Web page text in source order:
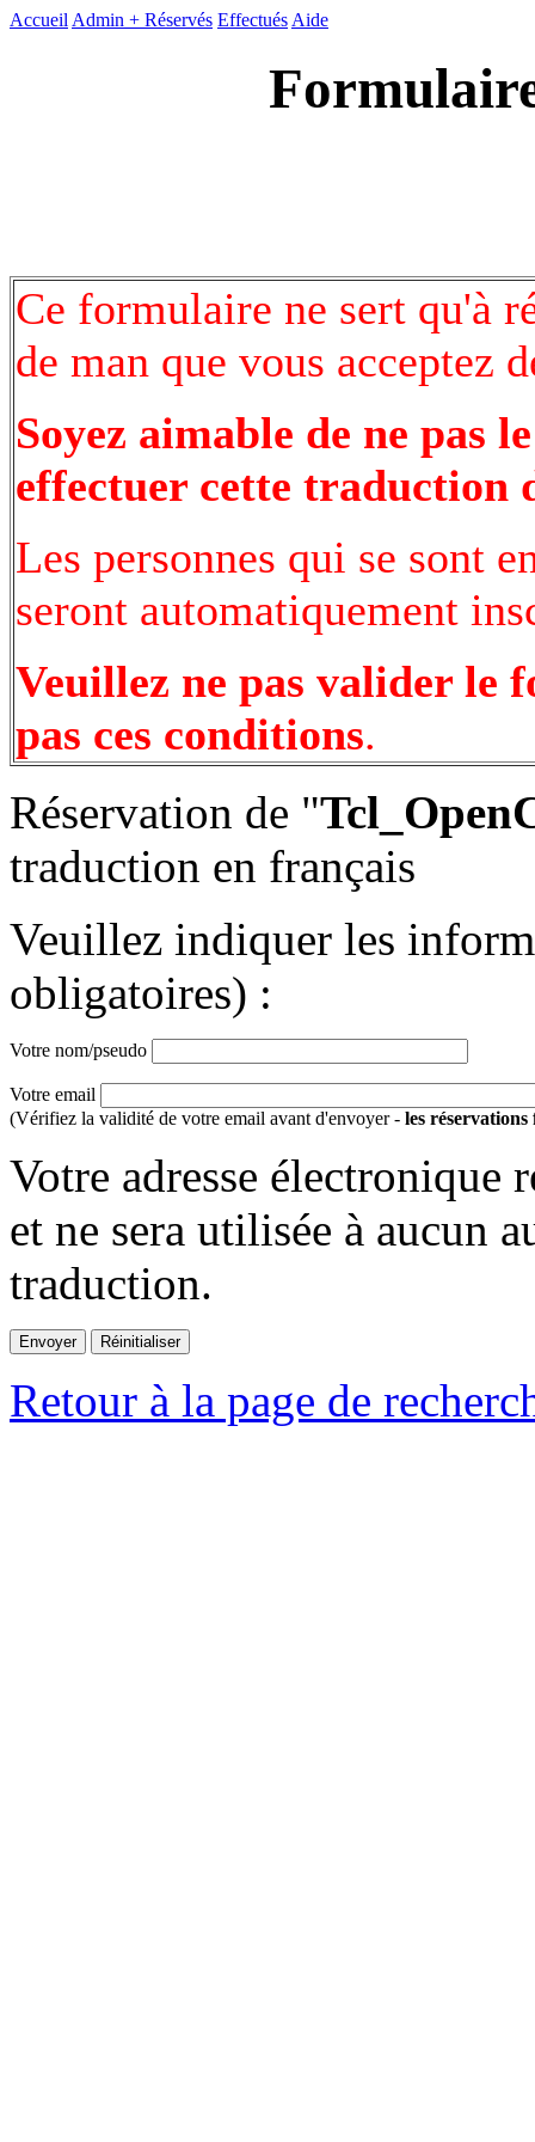
Accueil Admin + Réservés Effectués Aide
Ce formulaire ne sert qu'à
de man que vous acceptez
Soyez aimable de ne pas
effectuer cette traduction
Les personnes qui se sont
seront automatiquement
Veuillez ne pas valider le
pas ces conditions.
Réservation de "
traduction en français
Veuillez indiquer les
obligatoires) :
Votre nom/pseudo
Votre email
(Vérifiez la validité de votre email avant d'envoyer - les réservations
Votre adresse électronique
et ne sera utilisée à aucun
traduction.
Retour à la page de